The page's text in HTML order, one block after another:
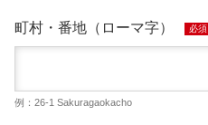
町村・番地（ローマ字） 必須
例：26-1 Sakuragaokacho